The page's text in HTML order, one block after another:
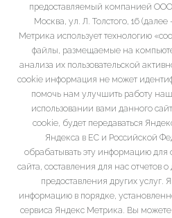
предоставляемый компанией ООО
Москва, ул. Л. Толстого, 16
Метрика использует технологию
файлы, размещаемые на
анализа их пользовательской
cookie информация не может
помочь нам улучшить работу
использовании вами данного
cookie, будет передаваться
Яндекса в ЕС и Российской
обрабатывать эту информацию для
сайта, составления для нас отчетов
предоставления других услуг.
информацию в порядке,
сервиса Яндекс Метрика. Вы можете